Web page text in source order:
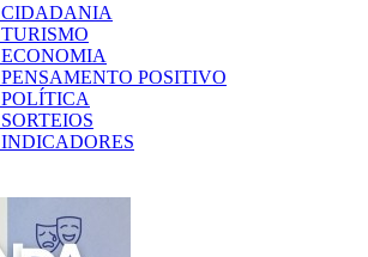
CIDADANIA
TURISMO
ECONOMIA
PENSAMENTO POSITIVO
POLÍTICA
SORTEIOS
INDICADORES